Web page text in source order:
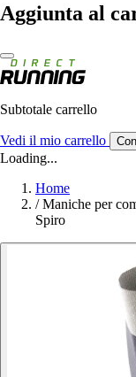
Aggiunta al
Subtotale carrello
Vedi il mio carrello
Loading...
Home
/ Maniche per
Spiro